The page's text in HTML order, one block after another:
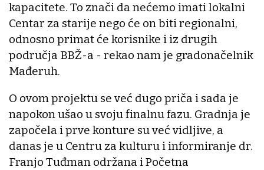
kapacitete. To znači da nećemo imati lokalni
Centar za starije nego će on biti regionalni,
odnosno primat će korisnike i iz drugih
područja BBŽ-a - rekao nam je gradonačelnik
Mađeruh.
O ovom projektu se već dugo priča i sada je
napokon ušao u svoju finalnu fazu. Gradnja je
započela i prve konture su već vidljive, a
danas je u Centru za kulturu i informiranje dr.
Franjo Tuđman održana i Početna